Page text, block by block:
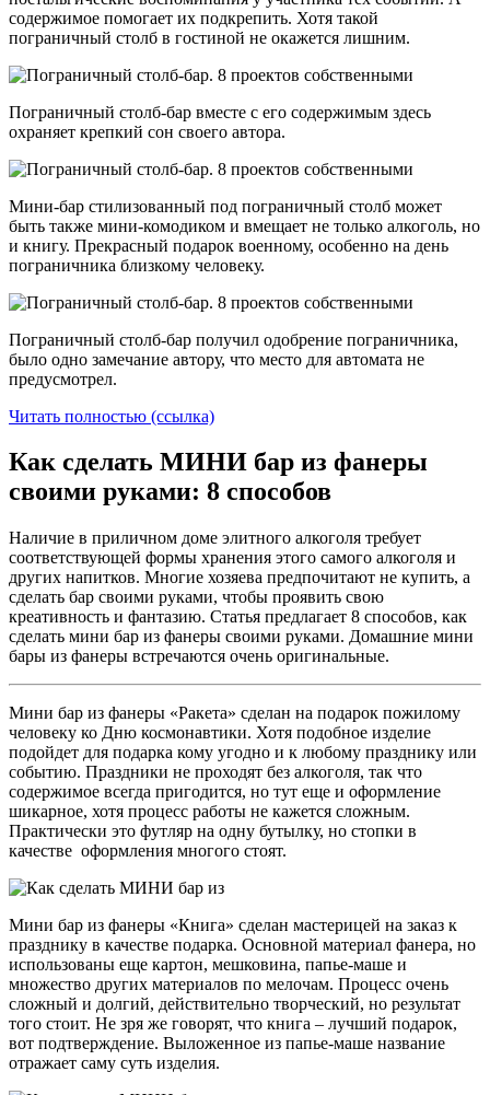
содержимое помогает их подкрепить. Хотя такой
пограничный столб в гостиной не окажется лишним.
Пограничный столб-бар вместе с его содержимым здесь
охраняет крепкий сон своего автора.
Мини-бар стилизованный под пограничный столб может
быть также мини-комодиком и вмещает не только алкоголь, но
и книгу. Прекрасный подарок военному, особенно на день
пограничника близкому человеку.
Пограничный столб-бар получил одобрение пограничника,
было одно замечание автору, что место для автомата не
предусмотрел.
Читать полностью (ссылка)
Как сделать МИНИ бар из фанеры
своими руками: 8 способов
Наличие в приличном доме элитного алкоголя требует
соответствующей формы хранения этого самого алкоголя и
других напитков. Многие хозяева предпочитают не купить, а
сделать бар своими руками, чтобы проявить свою
креативность и фантазию. Статья предлагает 8 способов, как
сделать мини бар из фанеры своими руками. Домашние мини
бары из фанеры встречаются очень оригинальные.
Мини бар из фанеры «Ракета» сделан на подарок пожилому
человеку ко Дню космонавтики. Хотя подобное изделие
подойдет для подарка кому угодно и к любому празднику или
событию. Праздники не проходят без алкоголя, так что
содержимое всегда пригодится, но тут еще и оформление
шикарное, хотя процесс работы не кажется сложным.
Практически это футляр на одну бутылку, но стопки в
качестве оформления многого стоят.
Мини бар из фанеры «Книга» сделан мастерицей на заказ к
празднику в качестве подарка. Основной материал фанера, но
использованы еще картон, мешковина, папье-маше и
множество других материалов по мелочам. Процесс очень
сложный и долгий, действительно творческий, но результат
того стоит. Не зря же говорят, что книга – лучший подарок,
вот подтверждение. Выложенное из папье-маше название
отражает саму суть изделия.